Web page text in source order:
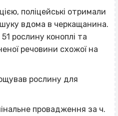
поліцейські отримали
вдома в черкащанина.
рослину коноплі та
речовини схожої на
рослину для
провадження за ч.